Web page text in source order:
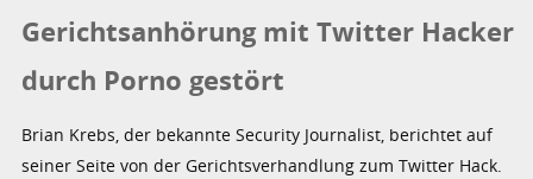
Gerichtsanhörung mit Twitter Hacker
durch Porno gestört
Brian Krebs, der bekannte Security Journalist, berichtet auf
seiner Seite von der Gerichtsverhandlung zum Twitter Hack.